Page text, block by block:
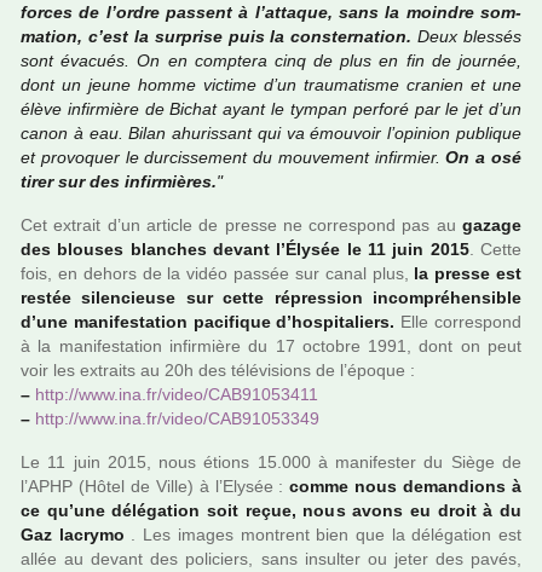
forces de l’ordre pas­sent à l’atta­que, sans la moin­dre som­
ma­tion, c’est la sur­prise puis la cons­ter­na­tion. Deux bles­sés
sont évacués. On en comp­tera cinq de plus en fin de jour­née,
dont un jeune homme vic­time d’un trau­ma­tisme cra­nien et une
élève infir­mière de Bichat ayant le tympan per­foré par le jet d’un
canon à eau. Bilan ahu­ris­sant qui va émouvoir l’opi­nion publi­que
et pro­vo­quer le dur­cis­se­ment du mou­ve­ment infir­mier. On a osé
tirer sur des infir­miè­res."
Cet extrait d’un arti­cle de presse ne cor­res­pond pas au gazage
des blou­ses blan­ches devant l’Élysée le 11 juin 2015. Cette
fois, en dehors de la vidéo passée sur canal plus,
la presse est
restée silen­cieuse sur cette répres­sion incom­pré­hen­si­ble
d’une mani­fes­ta­tion paci­fi­que d’hos­pi­ta­liers. Elle cor­res­pond
à la mani­fes­ta­tion infir­mière du 17 octo­bre 1991, dont on peut
voir les extraits au 20h des télé­vi­sions de l’époque :
– http://www.ina.fr/video/CAB91053411
– http://www.ina.fr/video/CAB91053349
Le 11 juin 2015, nous étions 15.000 à mani­fes­ter du Siège de
l’APHP (Hôtel de Ville) à l’Elysée :comme nous deman­dions à
ce qu’une délé­ga­tion soit reçue, nous avons eu droit à du
Gaz lacrymo
. Les images mon­trent bien que la délé­ga­tion est
allée au devant des poli­ciers, sans insul­ter ou jeter des pavés,